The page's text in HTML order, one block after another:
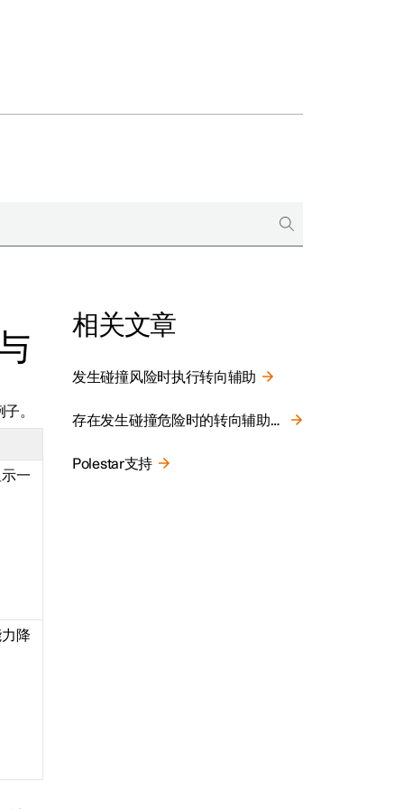
。
一
降
相关文章
发生碰撞风险时执行转向辅助
存在发生碰撞危险时的转向辅助限制
Polestar支持